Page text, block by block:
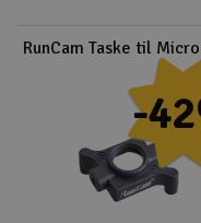
-
RunCam Taske til